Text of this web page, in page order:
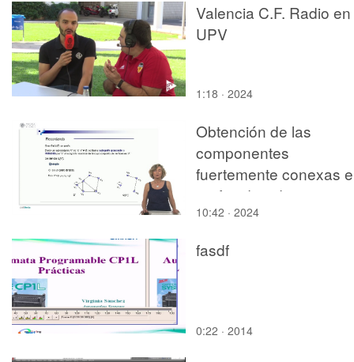
Valencia C.F. Radio
UPV
1:18 · 2024
Obtención de las
componentes
fuertemente conexas
grafos dirigidos
10:42 · 2024
fasdf
0:22 · 2014